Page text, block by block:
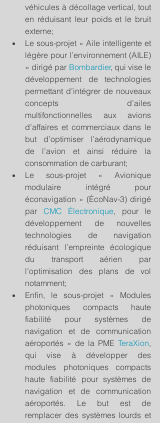
véhicules à décollage vertical, tout
en réduisant leur poids et le bruit
externe;
Le sous-projet « Aile intelligente et
légère pour l’environnement (AILE)
» dirigé par Bombardier, qui vise le
développement de technologies
permettant d’intégrer de nouveaux
concepts d’ailes
multifonctionnelles aux avions
d’affaires et commerciaux dans le
but d’optimiser l’aérodynamique
de l’avion et ainsi réduire la
consommation de carburant;
Le sous-projet « Avionique
modulaire intégré pour
éconavigation » (ÉcoNav-3) dirigé
par CMC Électronique, pour le
développement de nouvelles
technologies de navigation
réduisant l’empreinte écologique
du transport aérien par
l’optimisation des plans de vol
notamment;
Enfin, le sous-projet « Modules
photoniques compacts haute
fiabilité pour systèmes de
navigation et de communication
aéroportés » de la PME TeraXion,
qui vise à développer des
modules photoniques compacts
haute fiabilité pour systèmes de
navigation et de communication
aéroportés. Le but est de
remplacer des systèmes lourds et